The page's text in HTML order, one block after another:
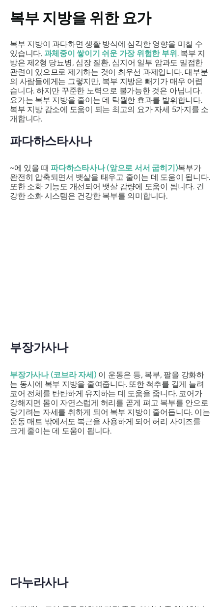
복부 지방을 위한 요가
복부 지방이 과다하면 생활 방식에 심각한 영향을 미칠 수
있습니다. 과체중이 쌓이기 쉬운 가장 위험한 부위. 복부 지
방은 제2형 당뇨병, 심장 질환, 심지어 일부 암과도 밀접한
관련이 있으므로 제거하는 것이 최우선 과제입니다. 대부분
의 사람들에게는 그렇지만, 복부 지방은 빼기가 매우 어렵
습니다. 하지만 꾸준한 노력으로 불가능한 것은 아닙니다.
요가는 복부 지방을 줄이는 데 탁월한 효과를 발휘합니다.
복부 지방 감소에 도움이 되는 최고의 요가 자세 5가지를 소
개합니다.
파다하스타사나
~에 있을 때 파다하스타사나(앞으로 서서 굽히기)복부가
완전히 압축되면서 뱃살을 태우고 줄이는 데 도움이 됩니다.
또한 소화 기능도 개선되어 뱃살 감량에 도움이 됩니다. 건
강한 소화 시스템은 건강한 복부를 의미합니다.
부장가사나
부장가사나(코브라 자세) 이 운동은 등, 복부, 팔을 강화하
는 동시에 복부 지방을 줄여줍니다. 또한 척추를 길게 늘려
코어 전체를 탄탄하게 유지하는 데 도움을 줍니다. 코어가
강해지면 몸이 자연스럽게 허리를 곧게 펴고 복부를 안으로
당기려는 자세를 취하게 되어 복부 지방이 줄어듭니다. 이는
운동 매트 밖에서도 복근을 사용하게 되어 허리 사이즈를
크게 줄이는 데 도움이 됩니다.
다누라사나